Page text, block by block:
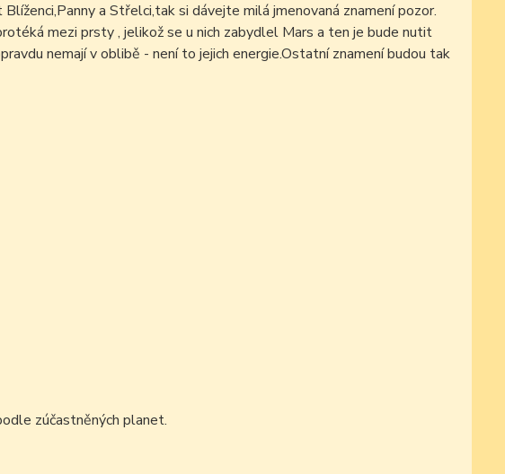
a Střelci,tak si dávejte milá jmenovaná znamení pozor.
mezi prsty , jelikož se u nich zabydlel Mars a ten je bude nutit
nemají v oblibě - není to jejich energie.Ostatní znamení budou tak
zúčastněných planet.